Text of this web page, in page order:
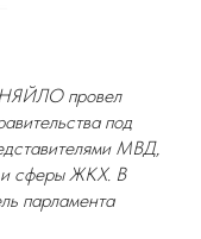
провел
под
МВД,
и сферы ЖКХ. В
парламента